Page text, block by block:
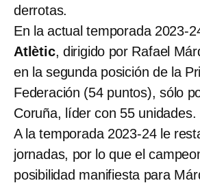
derrotas.
En la actual temporada 2023-
Atlètic, dirigido por Rafael
en la segunda posición de la
Federación (54 puntos), sólo
Coruña, líder con 55 unidades.
A la temporada 2023-24 le
jornadas, por lo que el
posibilidad manifiesta para